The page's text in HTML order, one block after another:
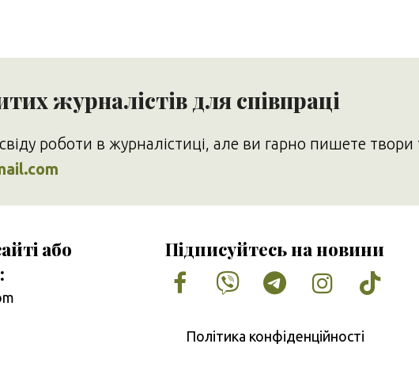
журналістів для співпраці
роботи в журналістиці, але ви гарно пишете
або
Підписуйтесь на новини
Facebook
VimeoTumblr
Політика конфіденційності